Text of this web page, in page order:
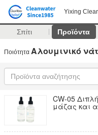
Yixing
Σπίτι Προϊόντα
Ποιότητα Αλουμινικό
CW-05
μάζας και